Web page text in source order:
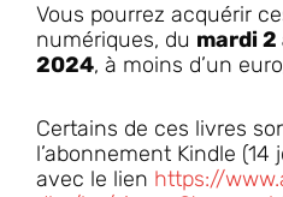
Vous pourrez acquérir
numériques, du mardi
2024, à moins d’un
Certains de ces livres
l’abonnement Kindle (14
avec le lien https://